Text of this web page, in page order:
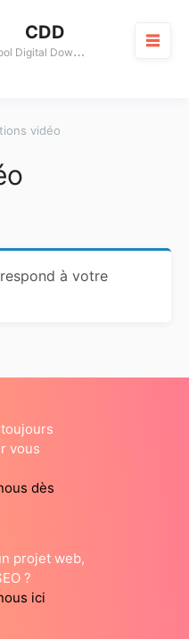
CDD
C
ool Digital Download
vidéo
à votre
vous
dès
projet web,
?
ici